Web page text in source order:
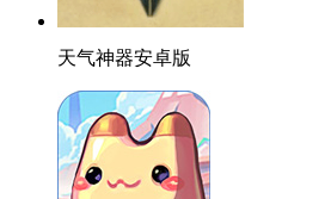
天气神器安卓版